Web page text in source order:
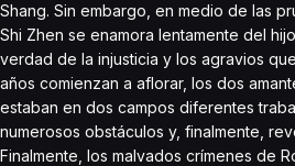
Shang. Sin embargo, en medio de las
Shi Zhen se enamora lentamente del
verdad de la injusticia y los agravios
años comienzan a aflorar, los dos
estaban en dos campos diferentes
numerosos obstáculos y, finalmente,
Finalmente, los malvados crímenes de